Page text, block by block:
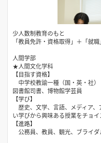
少人数制教育のもと
「教員免許・資格取得」＋「就
人間学部
★人間文化学科
【目指す資格】
中学校教諭一種（国・英・社）
図書館司書、博物館学芸員
【学び】
歴史、文学、言語、メディア
い学びから興味ある授業をチョイ
【進路】
公務員、教員、観光、ブライダ